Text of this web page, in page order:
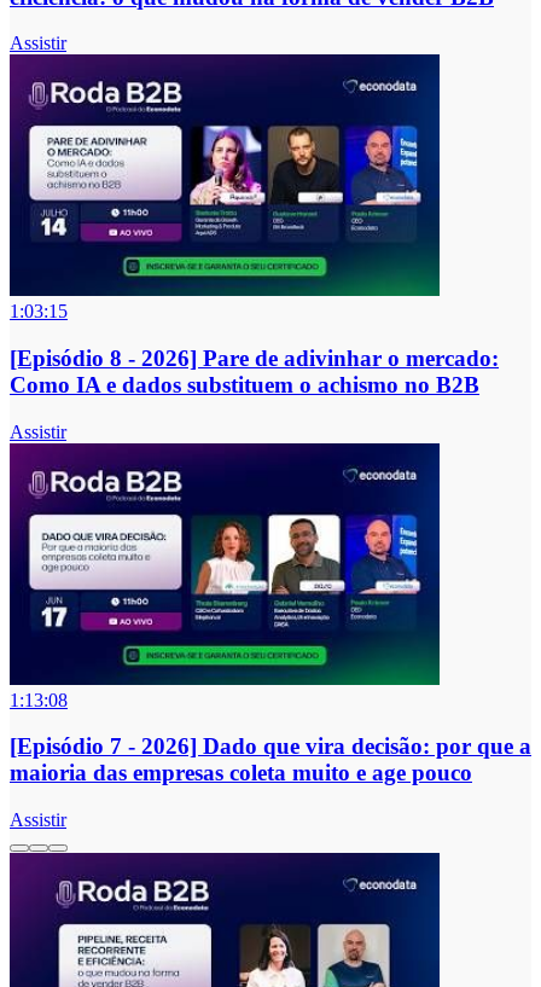
Assistir
1:03:15
[Episódio 8 - 2026] Pare de adivinhar o mercado:
Como IA e dados substituem o achismo no B2B
Assistir
1:13:08
[Episódio 7 - 2026] Dado que vira decisão: por que a
maioria das empresas coleta muito e age pouco
Assistir